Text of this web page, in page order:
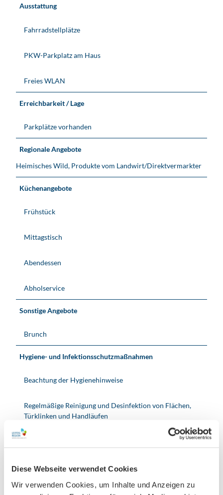
Diese Webseite verwendet Cookies
Wir verwenden Cookies, um Inhalte und Anzeigen zu
Ausstattung
Fahrradstellplätze
PKW-Parkplatz am Haus
Freies WLAN
Erreichbarkeit / Lage
Parkplätze vorhanden
Regionale Angebote
Heimisches Wild, Produkte vom Landwirt/Direktvermarkter
Küchenangebote
Frühstück
Mittagstisch
Abendessen
Abholservice
Sonstige Angebote
Brunch
Hygiene- und Infektionsschutzmaßnahmen
Beachtung der Hygienehinweise
Regelmäßige Reinigung und Desinfektion von Flächen,
Türklinken und Handläufen
Anreise & Parken
und "Steinstraße".